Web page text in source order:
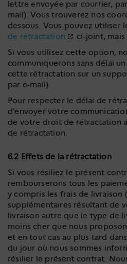
lettre envoyée par courrier,
mail). Vous trouverez nos
dessous. Vous pouvez utiliser
de rétractation
ci-joint, mais
Si vous utilisez cette option,
communiquerons sans délai
cette rétractation sur un
par e-mail).
Pour respecter le délai de
d’envoyer votre
de votre droit de rétractation
de rétractation.
6.2 Effets de la rétractation
Si vous résiliez le présent
rembourserons tous les
y compris les frais de livraison
supplémentaires résultant de
livraison autre que le type de
moins cher que nous
et en tout cas au plus tard
du jour où nous sommes
résilier le présent contrat.